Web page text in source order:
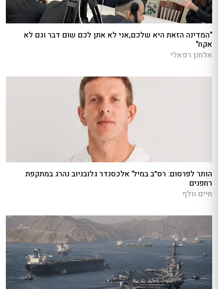
"המדינה הזאת היא שלכם,אני לא אתן לכם שום דבר וגם לא
אקח"
אלחנן רפאלי
הותר לפרסום: רס״ב במיל' אלכסנדר גלובניוב נהרג במתקפת
רחפנים
חיים וולף